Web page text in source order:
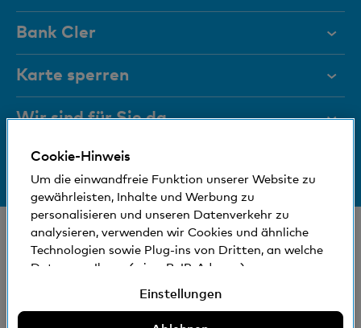
Hilfe & Kontakt
Dokumente
Magazin
Führungsgremien
Medien
Sozial und umweltfreundlich
Bank Cler
Über uns
Investor Relations
Medien
Blog
Karte sperren
+41 (0)800 88 99 66
Wir sind für Sie da
Hilfe & Kontakt
Standorte und Bancomaten
Bankinfos
© Bank Cler AG
Rechtliche Bedingungen und Hinweise
Cookie-Hinweis
Um die einwandfreie Funktion unserer Website zu
gewährleisten, Inhalte und Werbung zu
personalisieren und unseren Datenverkehr zu
analysieren, verwenden wir Cookies und ähnliche
Technologien sowie Plug-ins von Dritten, an welche
Daten von Ihnen (wie z.B. IP-Adresse)
werden können. Sie können der Verwendung von
Einstellungen